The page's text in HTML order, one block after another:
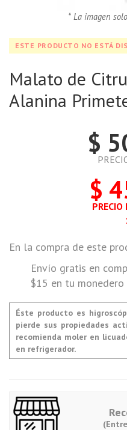
* La imagen
ESTE PRODUCTO NO ESTÁ
Malato de
Alanina
$
$
PRECIO
En la compra de este
Envío gratis en
$15 en tu monedero
Éste producto es
pierde sus propiedades
recomienda moler en
en refrigerador.